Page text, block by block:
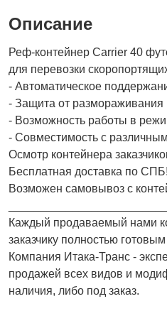
Описание
Реф-контейнер Carrier 40
для перевозки
- Автоматическое
- Защита от размораживания
- Возможность работы в
- Совместимость с
Осмотр контейнера
Бесплатная доставка по
Возможен самовывоз с
Каждый продаваемый нами
заказчику полностью готовым
Компания Итака-Транс -
продажей всех видов и
наличия, либо под заказ.